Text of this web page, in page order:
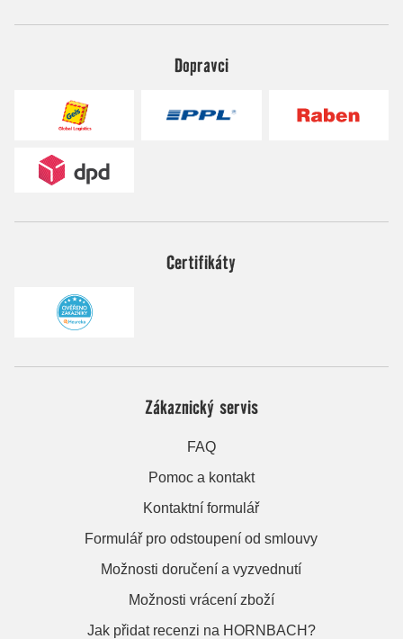
Dopravci
Certifikáty
Zákaznický servis
FAQ
Pomoc a kontakt
Kontaktní formulář
Formulář pro odstoupení od smlouvy
Možnosti doručení a vyzvednutí
Možnosti vrácení zboží
Jak přidat recenzi na HORNBACH?